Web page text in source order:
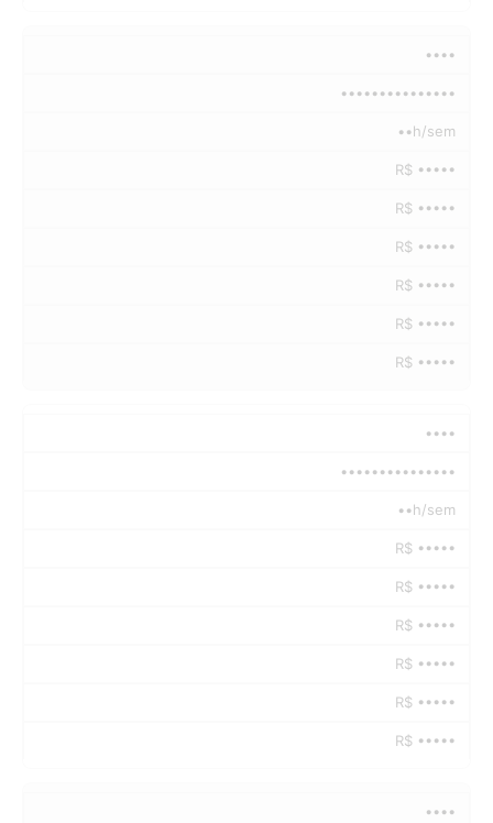
••••
•••••••••••••••
••h/sem
R$ •••••
R$ •••••
R$ •••••
R$ •••••
R$ •••••
R$ •••••
••••
•••••••••••••••
••h/sem
R$ •••••
R$ •••••
R$ •••••
R$ •••••
R$ •••••
R$ •••••
••••